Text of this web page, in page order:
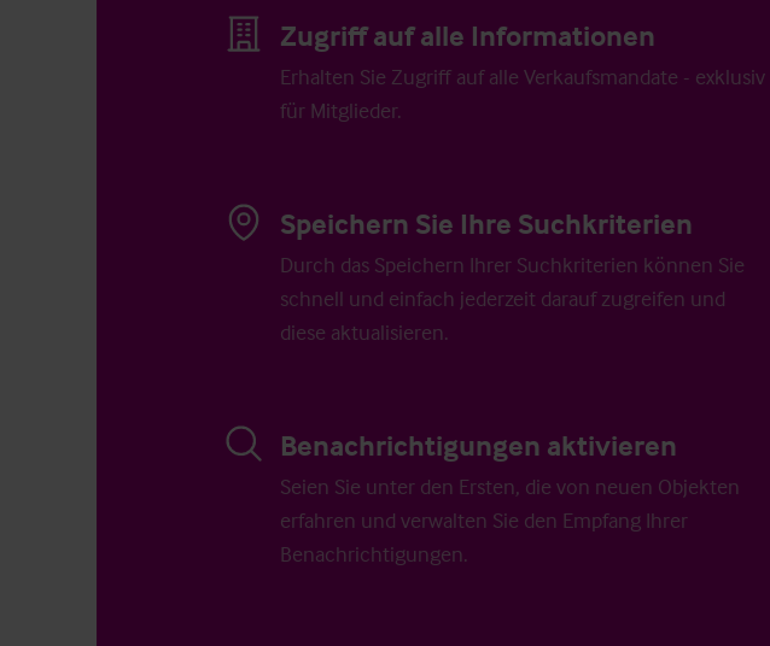
Zugriff auf alle Informationen
Erhalten Sie Zugriff auf alle Verkaufsmandate - exklusiv
für Mitglieder.
Speichern Sie Ihre Suchkriterien
Durch das Speichern Ihrer Suchkriterien können Sie
schnell und einfach jederzeit darauf zugreifen und
diese aktualisieren.
Benachrichtigungen aktivieren
Seien Sie unter den Ersten, die von neuen Objekten
erfahren und verwalten Sie den Empfang Ihrer
Benachrichtigungen.